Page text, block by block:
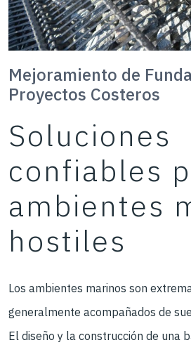
Mejoramiento de
Proyectos Costeros
Soluciones
confiables
ambientes
hostiles
Los ambientes marinos son
generalmente acompañados de
El diseño y la construcción de una